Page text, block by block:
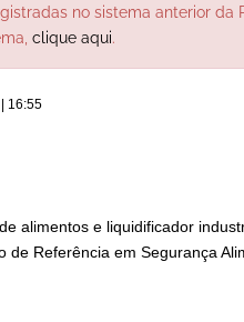
no sistema anterior da
clique aqui.
16:55
alimentos e liquidificador
de Referência em Segurança